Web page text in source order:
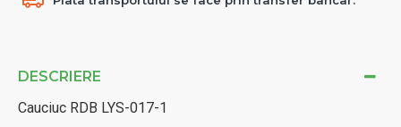
DESCRIERE
Cauciuc RDB LYS-017-1